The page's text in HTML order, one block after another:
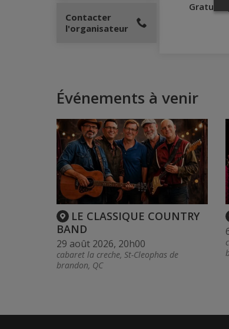
Gratuité
Contacter
l'organisateur
Événements à venir
LE CLASSIQUE COUNTRY
BAND
29 août 2026, 20h00
cabaret la creche, St-Cleophas de
brandon, QC